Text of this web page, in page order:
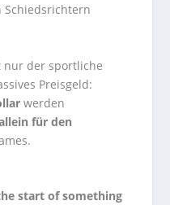
Schiedsrichtern
nur der sportliche
Preisgeld:
werden
für den
start of something